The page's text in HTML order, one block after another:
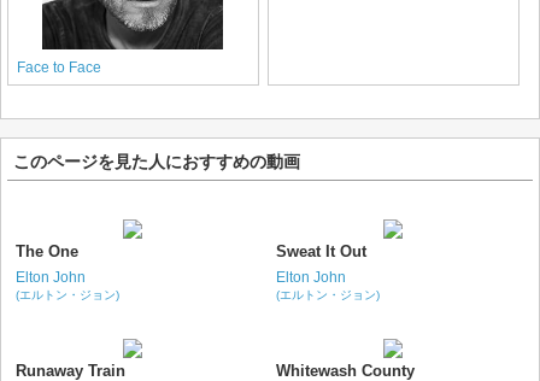
Face to Face
このページを見た人におすすめの動画
The One
Elton John
(エルトン・ジョン)
Sweat It Out
Elton John
(エルトン・ジョン)
Runaway Train Whitewash County